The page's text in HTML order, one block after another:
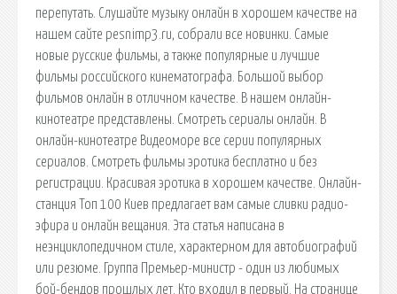
перепутать. Слушайте музыку онлайн в хорошем качестве на
нашем сайте pesnimp3.ru, собрали все новинки. Самые
новые русские фильмы, а также популярные и лучшие
фильмы российского кинематографа. Большой выбор
фильмов онлайн в отличном качестве. В нашем онлайн-
кинотеатре представлены. Смотреть сериалы онлайн. В
онлайн-кинотеатре Видеоморе все серии популярных
сериалов. Смотреть фильмы эротика бесплатно и без
регистрации. Красивая эротика в хорошем качестве. Онлайн-
станция Топ 100 Киев предлагает вам самые сливки радио-
эфира и онлайн вещания. Эта статья написана в
неэнциклопедичном стиле, характерном для автобиографий
или резюме. Группа Премьер-министр - один из любимых
бой-бендов прошлых лет. Кто входил в первый. На странице